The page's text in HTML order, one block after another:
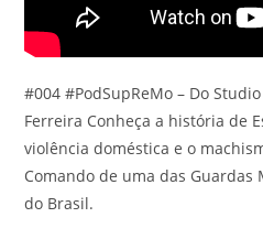
#004 #PodSupReMo – Do
Ferreira Conheça a história de
violência doméstica e o
Comando de uma das
do Brasil.